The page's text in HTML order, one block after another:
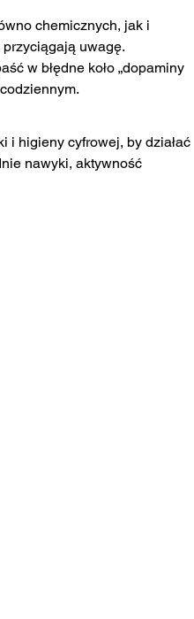
chemicznych, jak i
uwagę.
w błędne koło „dopaminy
i higieny cyfrowej, by działać
nawyki, aktywność